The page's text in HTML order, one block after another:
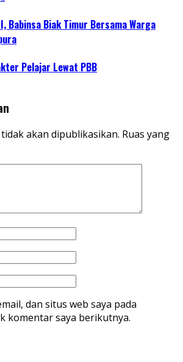
Babinsa Biak Timur Bersama Warga
Pelajar Lewat PBB
akan dipublikasikan. Ruas yang
dan situs web saya pada
komentar saya berikutnya.